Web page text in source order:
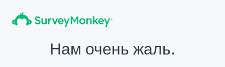
Нам очень жаль.